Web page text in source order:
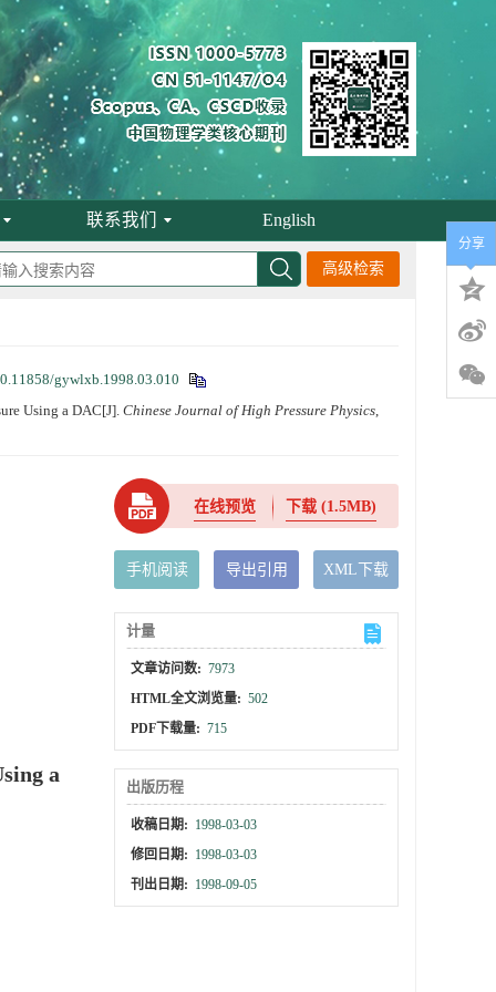
联系我们 English
高级检索
gywlxb.1998.03.010
Using a DAC[J]. Chinese Journal of High Pressure Physics,
a
在线预览 下载(1.5MB)
手机阅读 导出引用 XML下载
计量
文章访问数: 7973
HTML全文浏览量: 502
PDF下载量: 715
出版历程
收稿日期: 1998-03-03
修回日期: 1998-03-03
刊出日期: 1998-09-05
分享